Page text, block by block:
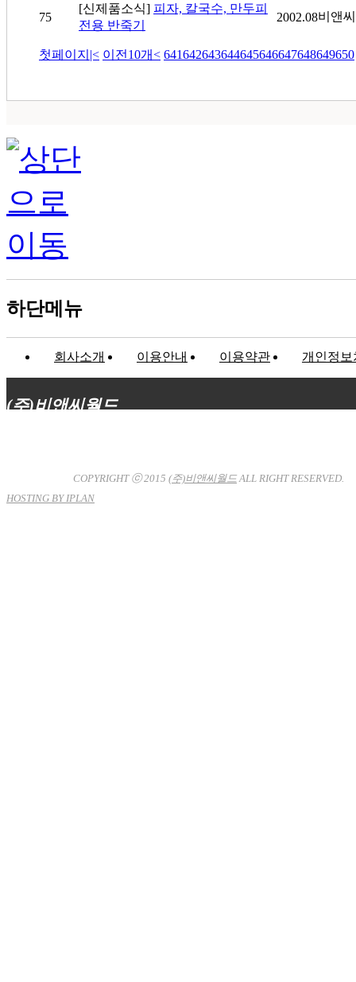
75
[신제품소식] 피자, 칼국수, 만두피
전용 반죽기
2002.08비앤
첫페이지 |< 이전10개< 641642643644645646647648649650
하단메뉴
회사소개 이용안내 이용약관 개인정보
(주)비앤씨월드
COPYRIGHT ⓒ 2015 (주)비앤씨월드ALL RIGHT RESERVED.
HOSTING BY IPLAN